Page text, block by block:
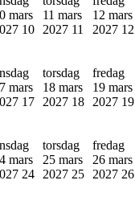
mars
10
11 mars
2027 11
12 mars
2027 12
mars
17
torsdag
18 mars
2027 18
fredag
19 mars
2027 19
mars
24
torsdag
25 mars
2027 25
fredag
26 mars
2027 26